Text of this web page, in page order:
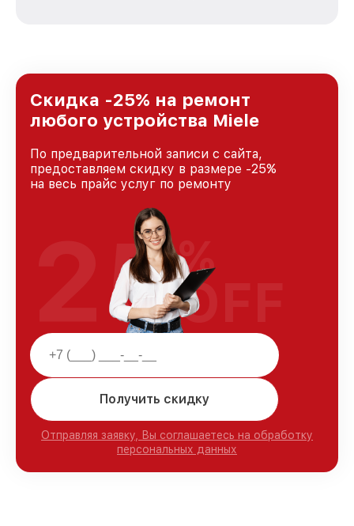
и лояльности наших клиентов.
Скидка -25% на ремонт
любого устройства Miele
По предварительной записи с сайта,
предоставляем скидку в размере -25%
на весь прайс услуг по ремонту
Получить скидку
Отправляя заявку, Вы соглашаетесь на обработку
персональных данных
25%
OFF